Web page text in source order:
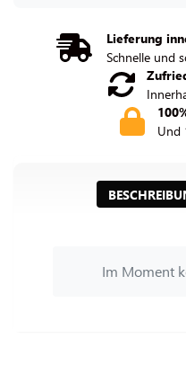
Lieferung
Schnelle und
Und
Im Moment